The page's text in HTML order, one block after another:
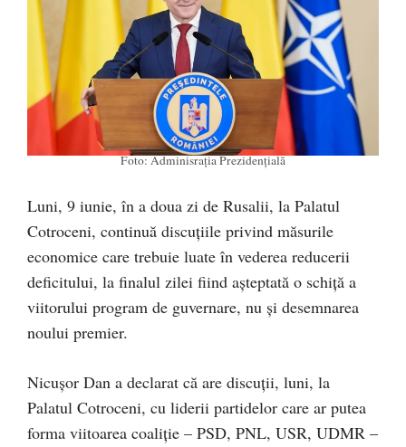
Foto: Adminisrația Prezidențială
Luni, 9 iunie, în a doua zi de Rusalii, la Palatul
Cotroceni, continuă discuțiile privind măsurile
economice care trebuie luate în vederea reducerii
deficitului, la finalul zilei fiind așteptată o schiță a
viitorului program de guvernare, nu și desemnarea
noului premier.
Nicuşor Dan a declarat că are discuţii, luni, la
Palatul Cotroceni, cu liderii partidelor care ar putea
forma viitoarea coaliţie – PSD, PNL, USR, UDMR –